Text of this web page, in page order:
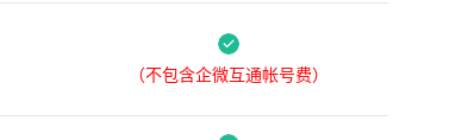
（不包含企微互通帐号费）